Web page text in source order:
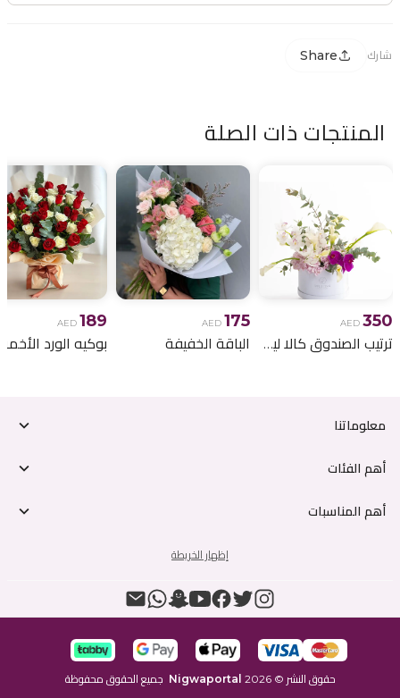
شارك Share
المنتجات ذات الصلة
AED 350
ترتيب الصندوق كالا ليلي
AED 175
الباقة الخفيفة
AED 189
معلوماتنا
أهم الفئات
أهم المناسبات
إظهار الخريطة
حقوق النشر ©
2026
Nigwaportal جميع الحقوق محفوظة